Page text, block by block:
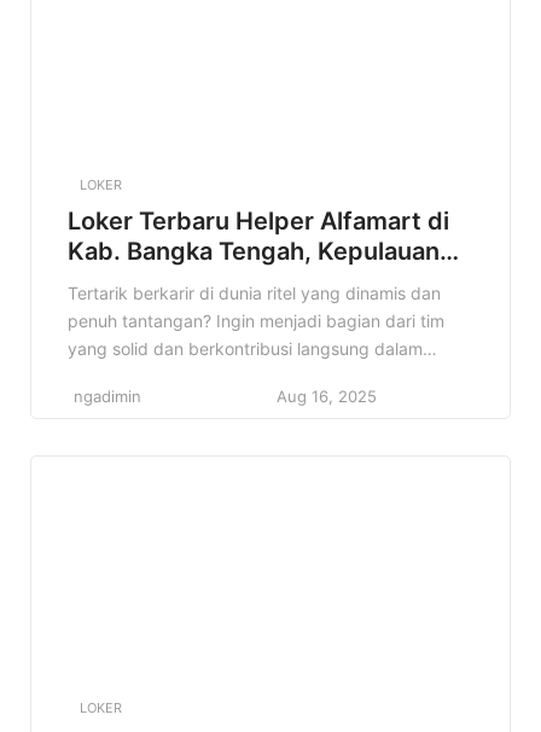
LOKER
Loker Terbaru Helper Alfamart di
Kab. Bangka Tengah, Kepulauan
Bangka Belitung Terbaru Tahun
2025
Tertarik berkarir di dunia ritel yang dinamis dan
penuh tantangan? Ingin menjadi bagian dari tim
yang solid dan berkontribusi langsung dalam
Helper Alfamart di Kab. Bangka Tengah, Kepulauan
ngadimin Aug 16, 2025
LOKER